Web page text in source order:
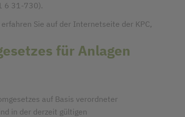
6 31-730).
Sie auf der Internetseite der KPC,
für Anlagen
auf Basis verordneter
in der derzeit gültigen